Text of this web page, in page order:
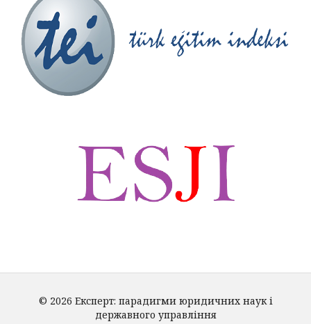
© 2026 Експерт: парадигми юридичних наук і
державного управління